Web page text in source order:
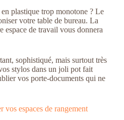
en plastique trop monotone ? Le
votre table de bureau. La
espace de travail vous donnera
sophistiqué, mais surtout très
stylos dans un joli pot fait
vos porte-documents qui ne
espaces de rangement